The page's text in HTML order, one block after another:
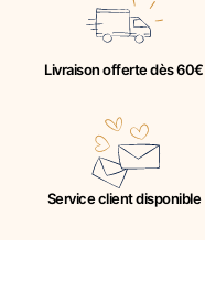
Livraison offerte dès 60€
Service client disponible